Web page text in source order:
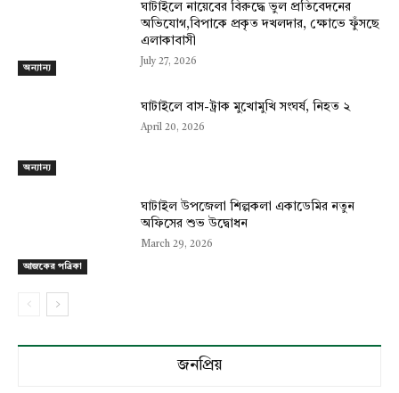
অন্যান্য
ঘাটাইলে নায়েবের বিরুদ্ধে ভুল প্রতিবেদনের
অভিযোগ,বিপাকে প্রকৃত দখলদার, ক্ষোভে ফুঁসছে
এলাকাবাসী
July 27, 2026
অন্যান্য
ঘাটাইলে বাস-ট্রাক মুখোমুখি সংঘর্ষ, নিহত ২
April 20, 2026
আজকের পত্রিকা
ঘাটাইল উপজেলা শিল্পকলা একাডেমির নতুন
অফিসের শুভ উদ্বোধন
March 29, 2026
জনপ্রিয়